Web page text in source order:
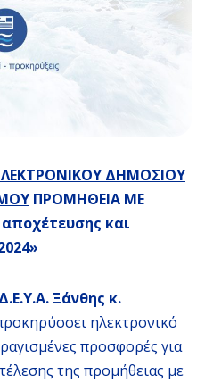
ΔΗΜΟΣΙΟΥ
ΠΡΟΜΗΘΕΙΑ ΜΕ
και
Ξάνθης κ.
ηλεκτρονικό
προσφορές για
της προμήθειας με